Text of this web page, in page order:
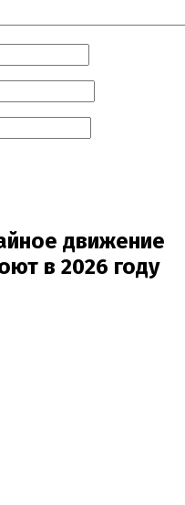
движение
в 2026 году